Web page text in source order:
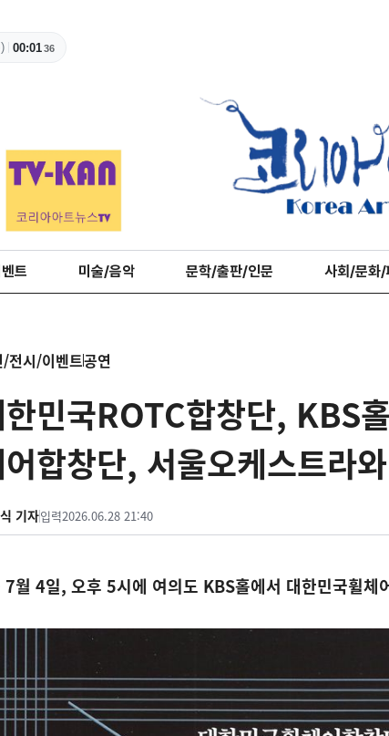
00:0137
트 미술/음악 문학/출판/인문 사회/문화
/전시/이벤트공연
민국ROTC합창단, KBS
합창단, 서울오케스트라
기자입력2026.06.28 21:40
월 4일, 오후 5시에 여의도 KBS홀에서 대한민국휠체